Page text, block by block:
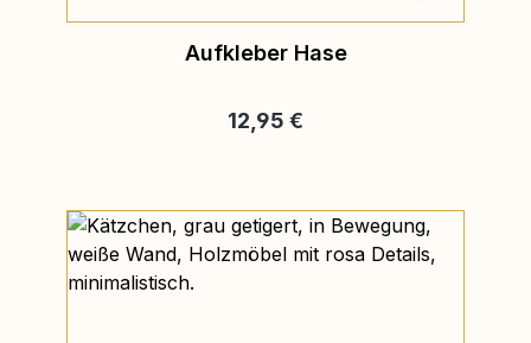
Aufkleber Hase
Regulärer Preis:
12,95 €